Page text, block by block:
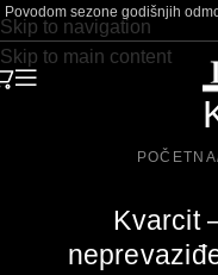
Skip to navigation
Skip to main content
Povodom sezone godišnjih
POČETNA
Kvarcit